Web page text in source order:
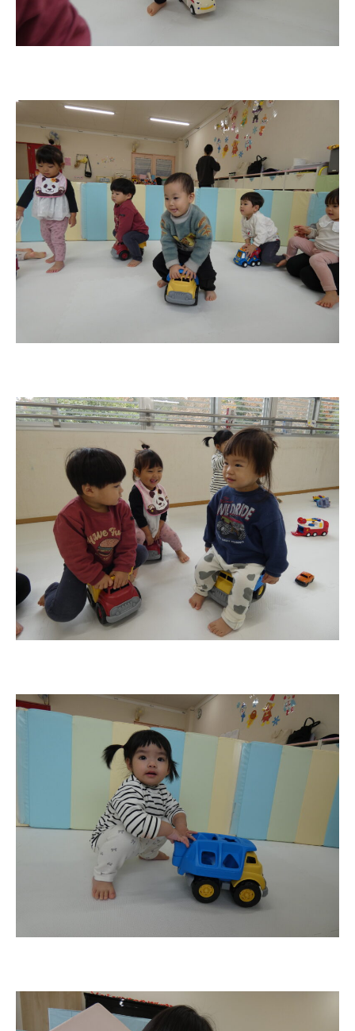
今日の幼稚園
教職員募集
園のこと
園舎案内
安⼼・安全対策
給⾷
課外教室
教育と保育
園の1⽇
年間⾏事
預かり保育［ヒラソル ]
美⽊多チコス
美⽊多チコスについて
美⽊多チコスブログ
未就園児クラス
0歳親子登園［マカロンクラス ]
2歳児ひとり登園［ゆず組 ]
グループ施設・
関係先リンク
学校法⼈鴨⾕学園 鳳幼稚園
学校法⼈諏訪森学園 諏訪森幼稚
⼤阪府私⽴幼稚園連盟